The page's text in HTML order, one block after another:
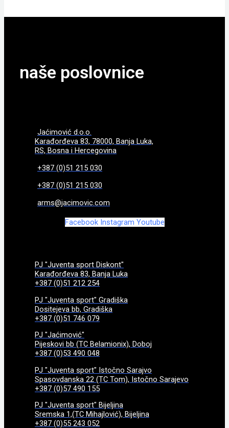
naše poslovnice
Jaćimović d.o.o.
Karađorđeva 83, 78000, Banja Luka,
RS, Bosna i Hercegovina
+387 (0)51 215 030
+387 (0)51 215 030
arms@jacimovic.com
Facebook Instagram Youtube
PJ "Juventa sport Diskont"
Karađorđeva 83, Banja Luka
+387 (0)51 212 254
PJ "Juventa sport" Gradiška
Dositejeva bb, Gradiška
+387 (0)51 746 079
PJ "Jaćimović"
Pijeskovi bb (TC Belamionix), Doboj
+387 (0)53 490 048
PJ "Juventa sport" Istočno Sarajvo
Spasovdanska 22 (TC Tom), Istočno Sarajevo
+387 (0)57 490 155
PJ "Juventa sport" Bijeljina
Sremska 1,(TC Mihajlović), Bijeljina
+387 (0)55 243 052